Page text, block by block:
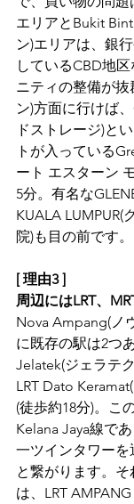
エリアとBukit
ン)エリアは、銀
しているCBD地
ニティの整備が
ン)方面に行けば
ドストレージ)と
トが入っている
ート エスターン
5分。有名な
KUALA LUMPUR(
院)も目の前です。
[ 理由3 ]
周辺にはLRT、
Nova Ampang(ノ
に既存の駅は2つ
Jelatek(ジェラテ
LRT Dato
(徒歩約18分)。こ
Kelana Jaya線で
一ツインタワーを
と繋がります。
は、LRT